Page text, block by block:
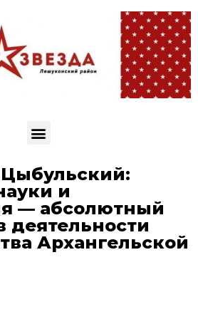
и
— абсолютный
деятельности
Архангельской